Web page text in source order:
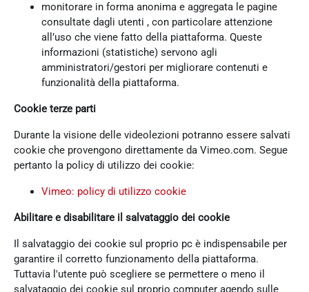
monitorare in forma anonima e aggregata le pagine
consultate dagli utenti , con particolare attenzione
all’uso che viene fatto della piattaforma. Queste
informazioni (statistiche) servono agli
amministratori/gestori per migliorare contenuti e
funzionalità della piattaforma.
Cookie terze parti
Durante la visione delle videolezioni potranno essere salvati
cookie che provengono direttamente da Vimeo.com. Segue
pertanto la policy di utilizzo dei cookie:
Vimeo: policy di utilizzo cookie
Abilitare e disabilitare il salvataggio dei cookie
Il salvataggio dei cookie sul proprio pc è indispensabile per
garantire il corretto funzionamento della piattaforma.
Tuttavia l'utente può scegliere se permettere o meno il
salvataggio dei cookie sul proprio computer agendo sulle